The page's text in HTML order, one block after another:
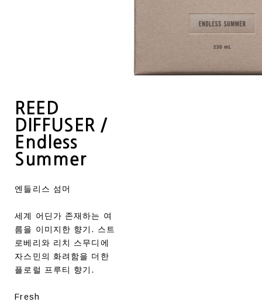
REED
DIFFUSER /
Endless
Summer
엔들리스 섬머
세계 어딘가 존재하는 여
름을 이미지한 향기. 스트
로베리와 리치 스무디에
자스민의 화려함을 더한
플로럴 프루티 향기.
Fresh